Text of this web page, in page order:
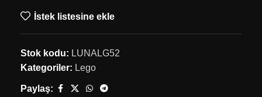
İstek listesine ekle
Stok kodu: LUNALG52
Kategoriler: Lego
Paylaş: